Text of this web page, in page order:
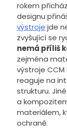
rokem
designu
výstroje jde
zvyšující se
nemá příliš
zejména
výstroje
reaguje na
strukturu.
a
materiálem,
ochraně.